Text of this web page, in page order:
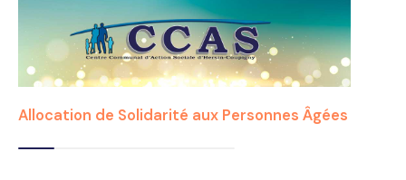
Allocation de Solidarité aux Personnes Âgées